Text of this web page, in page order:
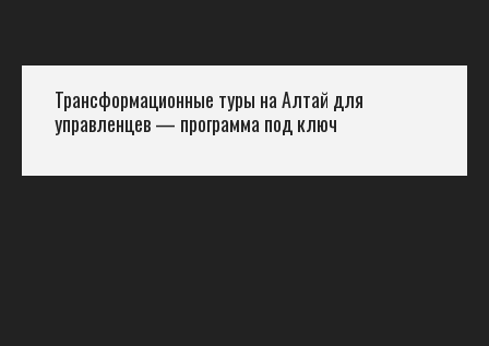
Трансформационные туры на Алтай для
управленцев — программа под ключ